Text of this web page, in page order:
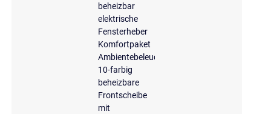
beheizbar
elektrische
Fensterheber
Komfortpaket
Ambientebeleuchtung
10-farbig
beheizbare
Frontscheibe
mit